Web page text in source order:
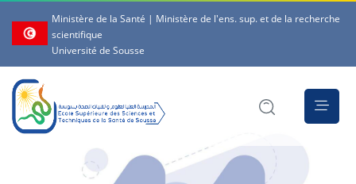
Ministère de la Santé | Ministère de l'ens. sup. et de la recherche
scientifique
Université de Sousse